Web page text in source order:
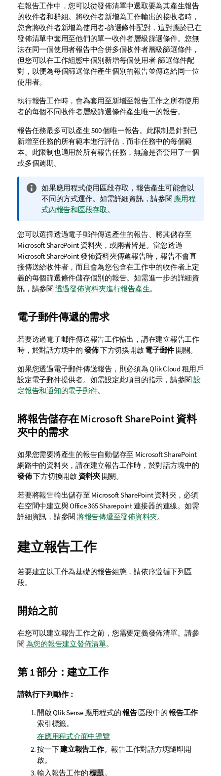
在報告工作中，您可以從發佈清單中選取要為其產生報告
的收件者和群組。將收件者新增為工作輸出的接收者時，
您會將收件者新增為使用者-篩選條件配對，這對應於已在
發佈清單中套用至他們的單一收件者層級篩選條件。您無
法在同一個使用者報告中合併多個收件者層級篩選條件，
但您可以在工作組態中個別新增每個使用者-篩選條件配
對，以便為每個篩選條件產生個別的報告並傳送給同一位
使用者。
執行報告工作時，會為套用至新增至報告工作之所有使用
者的每個不同收件者層級篩選條件產生唯一的報告。
報告任務最多可以產生 500 個唯一報告。此限制是針對已
新增至任務的所有範本進行評估，而非任務中的每個範
本。此限制也適用於所有報告任務，無論是否套用了一個
或多個週期。
資
訊
備
如果應用程式使用區段存取，報告產生可能會以
不同的方式運作。如需詳細資訊，請參閱 應用程
式內報告和區段存取 。
您可以選擇透過電子郵件傳送產生的報告、將其儲存至
Microsoft SharePoint 資料夾，或兩者皆是。當您透過
Microsoft SharePoint發佈資料夾傳遞報告時，報告不會直
接傳送給收件者，而且會為您包含在工作中的收件者上定
義的每個篩選條件儲存個別的報告。如需進一步的詳細資
訊，請參閱 透過發佈資料夾進行報告產生。
電子郵件傳遞的需求
若要透過電子郵件傳送報告工作輸出，請在建立報告工作
時，於對話方塊中的 發佈下方切換開啟電子郵件開關。
如果您透過電子郵件傳送報告，則必須為Qlik Cloud 租用戶
設定電子郵件提供者。如需設定此項目的指示，請參閱 設
定報告和通知的電子郵件。
將報告儲存在Microsoft SharePoint資料
夾中的需求
如果您需要將產生的報告自動儲存至 Microsoft SharePoint
網路中的資料夾，請在建立報告工作時，於對話方塊中的
發佈下方切換開啟 資料夾開關。
若要將報告輸出儲存至 Microsoft SharePoint資料夾，必須
在空間中建立與Office 365 Sharepoint連接器的連線。如需
詳細資訊，請參閱 將報告傳遞至發佈資料夾。
建立報告工作
若要建立以工作為基礎的報告組態，請依序遵循下列區
段。
開始之前
在您可以建立報告工作之前，您需要定義發佈清單。請參
閱 為您的報告建立發佈清單。
第 1 部分：建立工作
請執行下列動作：
開啟Qlik Sense應用程式的報告區段中的報告工作
索引標籤。
在應用程式介面中導覽
按一下建立報告工作。報告工作對話方塊隨即開
啟。
輸入報告工作的標題。